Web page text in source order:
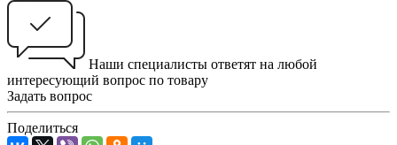
Наши специалисты ответят на любой
интересующий вопрос по товару
Задать вопрос
Поделиться